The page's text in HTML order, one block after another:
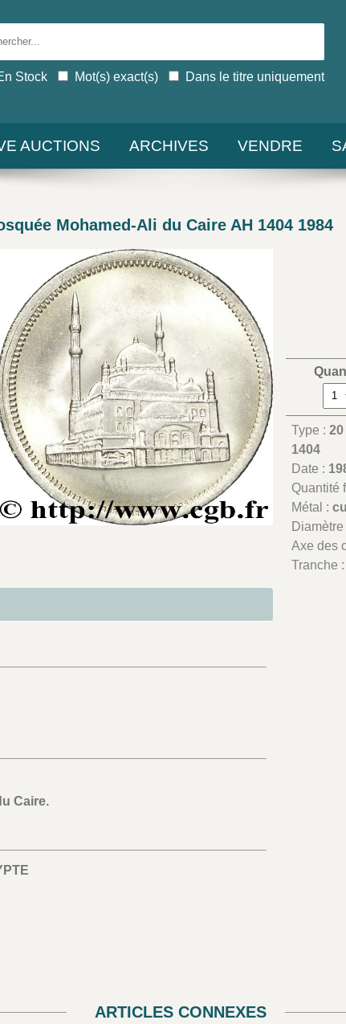
Stock Mot(s) exact(s) Dans le titre uniquement
AUCTIONS ARCHIVES VENDRE
Mohamed-Ali du Caire AH 1404 1984
Type :
1404
Date :
Quantité
Métal :
Axe des
Tranche
Caire.
ARTICLES CONNEXES